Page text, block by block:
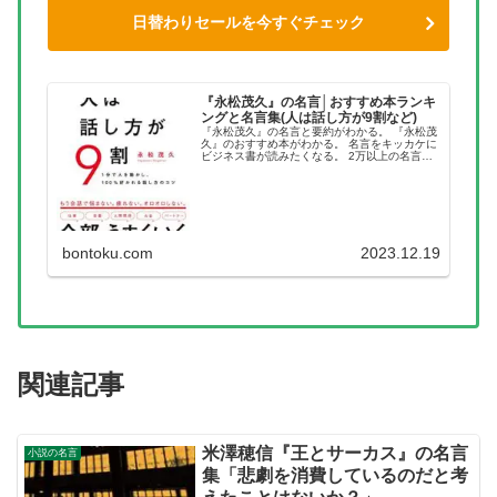
日替わりセールを今すぐチェック
『永松茂久』の名言│おすすめ本ランキ
ングと名言集(人は話し方が9割など)
『永松茂久』の名言と要約がわかる。 『永松茂
久』のおすすめ本がわかる。 名言をキッカケに
ビジネス書が読みたくなる。 2万以上の名言を
bontoku.com 2023.12.19
関連記事
小説の名言
米澤穂信『王とサーカス』の名言
集「悲劇を消費しているのだと考